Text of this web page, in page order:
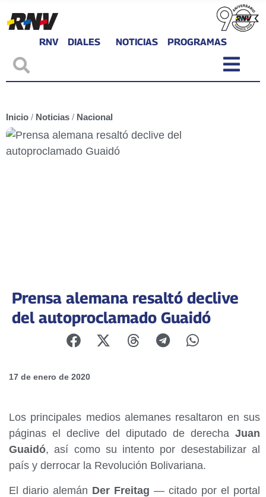
RNV DIALES NOTICIAS PROGRAMAS
Inicio / Noticias / Nacional
Prensa alemana resaltó declive
del autoproclamado Guaidó
17 de enero de 2020
Los principales medios alemanes resaltaron en sus
páginas el declive del diputado de derecha Juan
Guaidó, así como su intento por desestabilizar al
país y derrocar la Revolución Bolivariana.
El diario alemán Der Freitag — citado por el portal